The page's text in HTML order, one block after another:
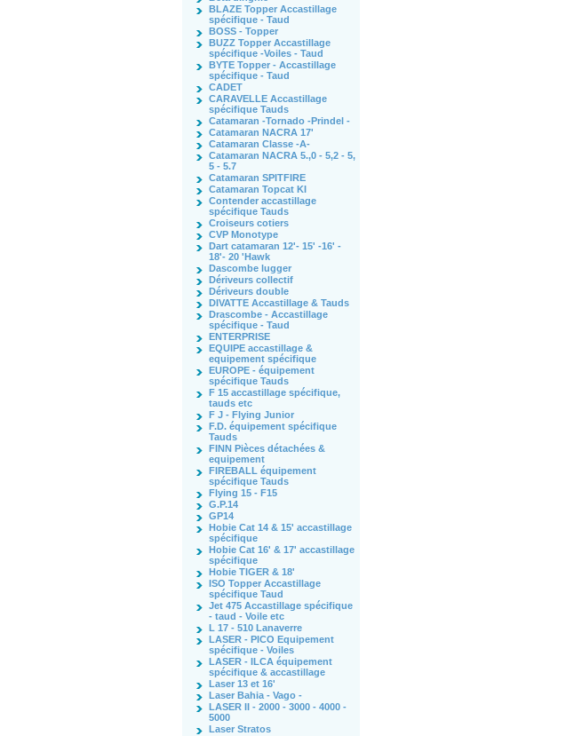
BLAZE Topper Accastillage
spécifique - Taud
BOSS - Topper
BUZZ Topper Accastillage
spécifique -Voiles - Taud
BYTE Topper - Accastillage
spécifique - Taud
CADET
CARAVELLE Accastillage
spécifique Tauds
Catamaran -Tornado -Prindel -
Catamaran NACRA 17'
Catamaran Classe -A-
Catamaran NACRA 5.,0 - 5,2 - 5,
5 - 5.7
Catamaran SPITFIRE
Catamaran Topcat KI
Contender accastillage
spécifique Tauds
Croiseurs cotiers
CVP Monotype
Dart catamaran 12'- 15' -16' -
18'- 20 'Hawk
Dascombe lugger
Dériveurs collectif
Dériveurs double
DIVATTE Accastillage & Tauds
Drascombe - Accastillage
spécifique - Taud
ENTERPRISE
EQUIPE accastillage &
equipement spécifique
EUROPE - équipement
spécifique Tauds
F 15 accastillage spécifique,
tauds etc
F J - Flying Junior
F.D. équipement spécifique
Tauds
FINN Pièces détachées &
equipement
FIREBALL équipement
spécifique Tauds
Flying 15 - F15
G.P.14
GP14
Hobie Cat 14 & 15' accastillage
spécifique
Hobie Cat 16' & 17' accastillage
spécifique
Hobie TIGER & 18'
ISO Topper Accastillage
spécifique Taud
Jet 475 Accastillage spécifique
- taud - Voile etc
L 17 - 510 Lanaverre
LASER - PICO Equipement
spécifique - Voiles
LASER - ILCA équipement
spécifique & accastillage
Laser 13 et 16'
Laser Bahia - Vago -
LASER II - 2000 - 3000 - 4000 -
5000
Laser Stratos